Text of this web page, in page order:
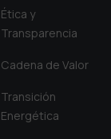
Ética y
Transparencia
Cadena de Valor
Transición
Energética